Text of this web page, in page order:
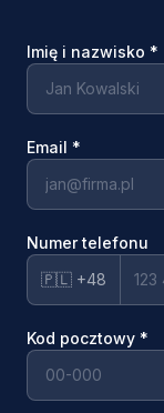
Imię i nazwisko *
Email *
Numer telefonu
🇵🇱 +48
Kod pocztowy *